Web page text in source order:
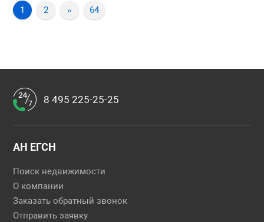
1 2 » 64
8 495 225-25-25
АН ЕГСН
Поиск недвижимости
О компании
Заказать обратный звонок
Отправить заявку